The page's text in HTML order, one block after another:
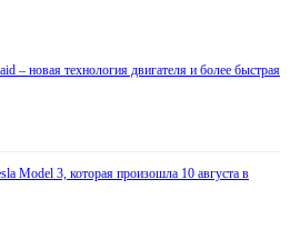
– новая технология двигателя и более быстрая
Model 3, которая произошла 10 августа в